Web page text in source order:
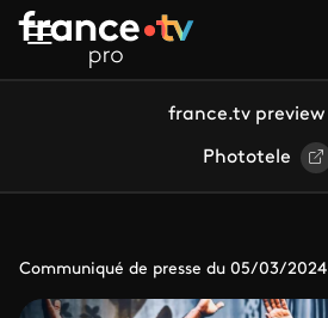
Aller au contenu principal
france.tv preview
Phototele
Communiqué de presse du 05/03/2024